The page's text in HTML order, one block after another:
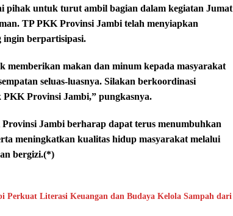
pihak untuk turut ambil bagian dalam kegiatan Jumat
TP PKK Provinsi Jambi telah menyiapkan
ingin berpartisipasi.
memberikan makan dan minum kepada masyarakat
seluas-luasnya. Silakan berkoordinasi
PKK Provinsi Jambi,” pungkasnya.
Jambi berharap dapat terus menumbuhkan
meningkatkan kualitas hidup masyarakat melalui
bergizi.(*)
Literasi Keuangan dan Budaya Kelola Sampah dari